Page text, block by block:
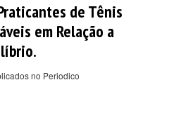
de Tênis
​​em Relação a
no Periodico